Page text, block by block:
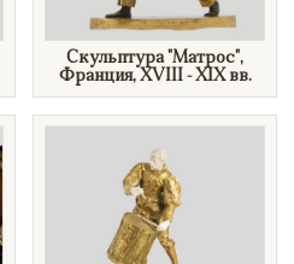
Скульптура "Матрос",
Франция, XVIII - XIX вв.